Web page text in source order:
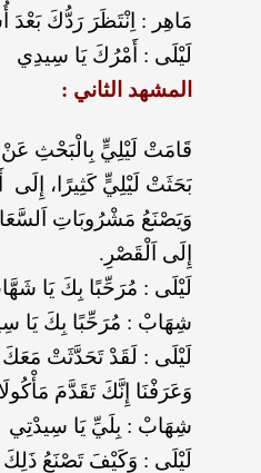
مَاهِر : اِنْتَظَرَ رَدُّكَ بَعْدَ
لَيْلَى : أَمْرُكَ يَا سِيدِي
المشهد الثاني :
قَامَتْ لَيْلِيٍّ بِالْبَحْثِ
بَحَثَتْ لَيْلِيٍّ كَثِيرًا،
وَيَصْنَعُ مَشْرُوبَاتِ
إِلَى اَلْقَصْرِ.
لَيْلَى : مُرَحِّبًا بِكَ يَا
شِهَابْ : مُرَحِّبًا بِكَ يَا
لَيْلَى : لَقَدْ تَحَدَّثَتْ
وَعَرَفْنَا إِنَّكَ تَقَدَّمَ
شِهَابْ : بِلَيِّ يَا سِيدْتِي
لَيْلَى : وَكَيْفَ تَصْنَعُ